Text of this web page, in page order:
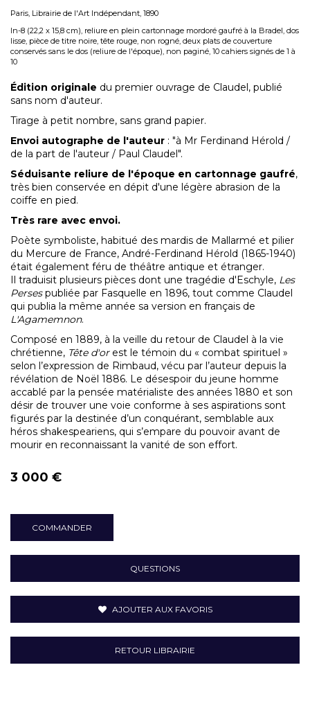
Paris, Librairie de l'Art Indépendant, 1890
In-8 (22,2 x 15,8 cm), reliure en plein cartonnage mordoré gaufré à la Bradel, dos
lisse, pièce de titre noire, tête rouge, non rogné, deux plats de couverture
conservés sans le dos (reliure de l'époque), non paginé, 10 cahiers signés de 1 à
10
Édition originale du premier ouvrage de Claudel, publié
sans nom d'auteur.
Tirage à petit nombre, sans grand papier.
Envoi autographe de l'auteur : "à Mr Ferdinand Hérold /
de la part de l'auteur / Paul Claudel".
Séduisante reliure de l'époque en cartonnage gaufré,
très bien conservée en dépit d'une légère abrasion de la
coiffe en pied.
Très rare avec envoi.
Poète symboliste, habitué des mardis de Mallarmé et pilier
du Mercure de France, André-Ferdinand Hérold (1865-1940)
était également féru de théâtre antique et étranger.
Il traduisit plusieurs pièces dont une tragédie d'Eschyle, Les
Persespubliée par Fasquelle en 1896, tout comme Claudel
qui publia la même année sa version en français de
L'Agamemnon.
Composé en 1889, à la veille du retour de Claudel à la vie
chrétienne, Tête d'orest le témoin du « combat spirituel »
selon l’expression de Rimbaud, vécu par l’auteur depuis la
révélation de Noël 1886. Le désespoir du jeune homme
accablé par la pensée matérialiste des années 1880 et son
désir de trouver une voie conforme à ses aspirations sont
figurés par la destinée d’un conquérant, semblable aux
héros shakespeariens, qui s’empare du pouvoir avant de
mourir en reconnaissant la vanité de son effort.
3 000 €
COMMANDER
QUESTIONS
AJOUTER AUX FAVORIS
RETOUR LIBRAIRIE